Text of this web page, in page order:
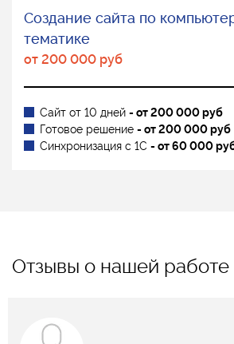
Создание сайта по
тематике
от 200 000 руб
Сайт от 10 дней - от 200 000 руб
Готовое решение - от 200 000 руб
Синхронизация с 1С - от 60 000
Отзывы о нашей работе